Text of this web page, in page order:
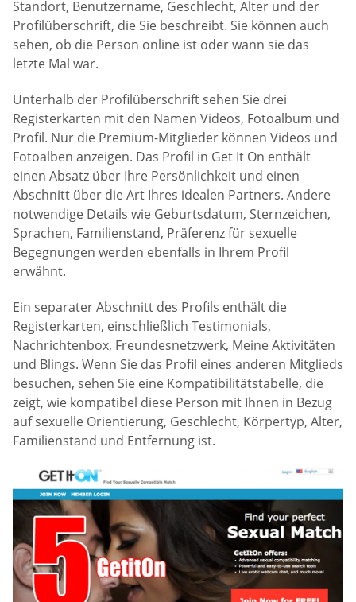
Standort, Benutzername, Geschlecht, Alter und der
Profilüberschrift, die Sie beschreibt. Sie können auch
sehen, ob die Person online ist oder wann sie das
letzte Mal war.
Unterhalb der Profilüberschrift sehen Sie drei
Registerkarten mit den Namen Videos, Fotoalbum und
Profil. Nur die Premium-Mitglieder können Videos und
Fotoalben anzeigen. Das Profil in Get It On enthält
einen Absatz über Ihre Persönlichkeit und einen
Abschnitt über die Art Ihres idealen Partners. Andere
notwendige Details wie Geburtsdatum, Sternzeichen,
Sprachen, Familienstand, Präferenz für sexuelle
Begegnungen werden ebenfalls in Ihrem Profil
erwähnt.
Ein separater Abschnitt des Profils enthält die
Registerkarten, einschließlich Testimonials,
Nachrichtenbox, Freundesnetzwerk, Meine Aktivitäten
und Blings. Wenn Sie das Profil eines anderen Mitglieds
besuchen, sehen Sie eine Kompatibilitätstabelle, die
zeigt, wie kompatibel diese Person mit Ihnen in Bezug
auf sexuelle Orientierung, Geschlecht, Körpertyp, Alter,
Familienstand und Entfernung ist.